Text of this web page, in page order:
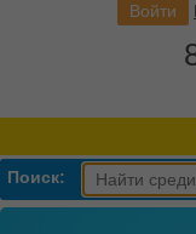
Войти
Поиск: